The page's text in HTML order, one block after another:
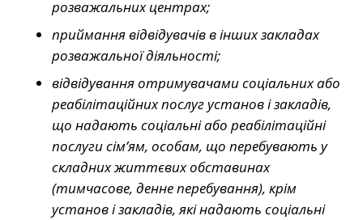
розважальних центрах;
приймання відвідувачів в інших закладах
розважальної діяльності;
відвідування отримувачами соціальних або
реабілітаційних послуг установ і закладів,
що надають соціальні або реабілітаційні
послуги сім’ям, особам, що перебувають у
складних життєвих обставинах
(тимчасове, денне перебування), крім
установ і закладів, які надають соціальні